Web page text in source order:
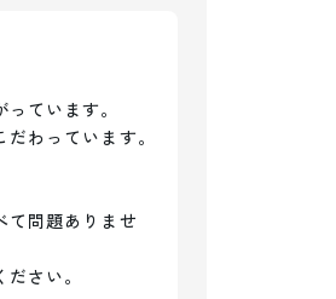
ています。
わっています。
て問題ありませ
さい。